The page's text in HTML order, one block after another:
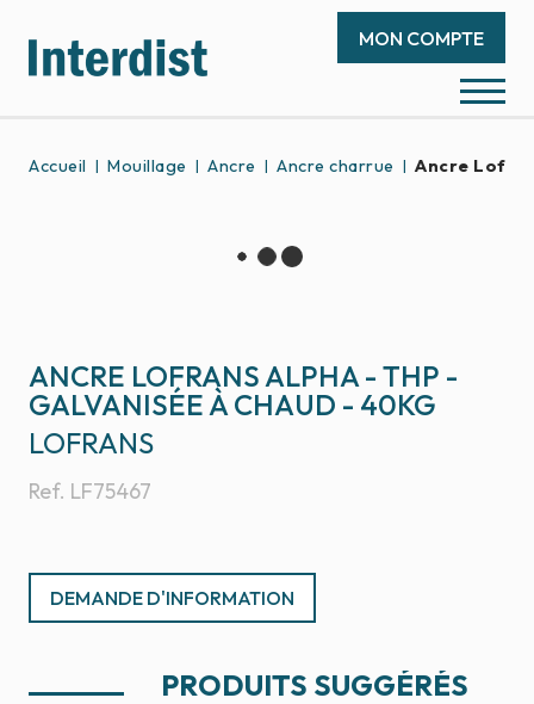
MON COMPTE
Accueil Mouillage Ancre Ancre charrue Ancre
ANCRE LOFRANS ALPHA - THP -
GALVANISÉE À CHAUD - 40KG
Ref. LF75467
LOFRANS
DEMANDE D'INFORMATION
PRODUITS SUGGÉRÉS